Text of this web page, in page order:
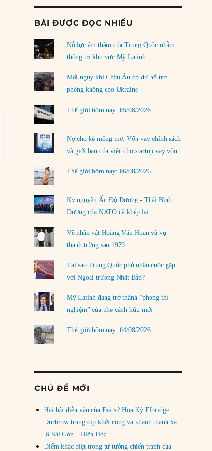
rủi ro
01/08/2026
31/07/2026
phải chịu đựng?
30/07/2026
Tập tìm cách chôn vùi bê bối chấn động vòng
tròn thân cận của mình
BÀI ĐƯỢC ĐỌC NHIỀU
Nỗ lực âm thầm của Trung Quốc nhằm
thống trị khu vực Mỹ Latinh
Mối nguy khi Châu Âu do dự hỗ trợ
phòng không cho Ukraine
Thế giới hôm nay: 05/08/2026
Nợ cho kẻ mộng mơ: Vốn vay chính sách
và giới hạn của việc cho startup vay vốn
Thế giới hôm nay: 06/08/2026
Kỷ nguyên Ấn Độ Dương - Thái Bình
Dương của NATO đã khép lại
Về nhân vật Hoàng Văn Hoan và vụ
thanh trừng sau 1979
Tại sao Trung Quốc phủ nhận cuộc gặp
với Ngoại trưởng Nhật Bản?
Mỹ Latinh đang trở thành “phòng thí
nghiệm” của phe cánh hữu mới
Thế giới hôm nay: 04/08/2026
CHỦ ĐỀ MỚI
Hai bài diễn văn của Đại sứ Hoa Kỳ Elbridge
Durbrow trong dịp khởi công và khánh thành xa
lộ Sài Gòn – Biên Hòa
Điểm khác biệt trong tư tưởng chiến tranh của